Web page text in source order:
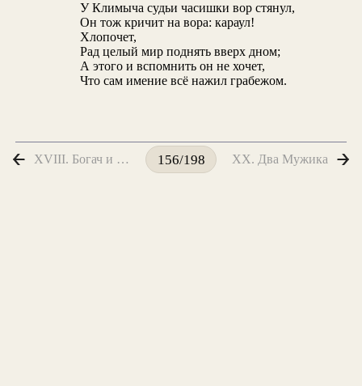
У Климыча судьи часишки вор стянул,
Он тож кричит на вора: караул!
Хлопочет,
Рад целый мир поднять вверх дном;
А этого и вспомнить он не хочет,
Что сам имение всё нажил грабежом.
XVIII. Богач и Поэт 156/198 XX. Два Мужика